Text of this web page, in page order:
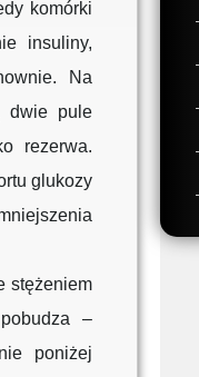
komórki
insuliny,
Na
dwie pule
rezerwa.
glukozy
stężeniem
–
poniżej